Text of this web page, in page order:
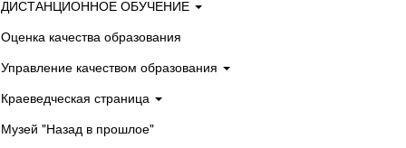
ДИСТАНЦИОННОЕ ОБУЧЕНИЕ
Оценка качества образования
Управление качеством образования
Краеведческая страница
Музей "Назад в прошлое"